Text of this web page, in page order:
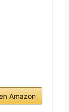
Amazon